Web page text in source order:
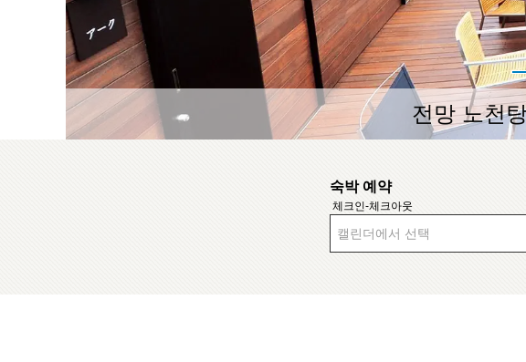
전망 노천
숙박 예약
체크인-체크아웃
캘린더에서 선택